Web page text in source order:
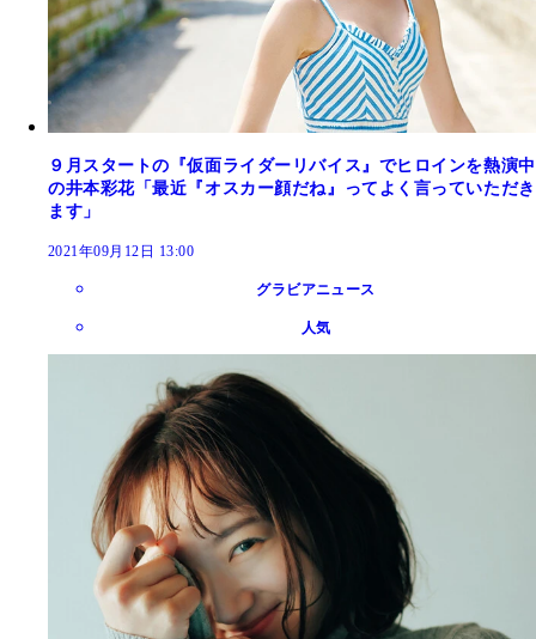
９月スタートの『仮面ライダーリバイス』でヒロインを熱演中
の井本彩花「最近『オスカー顔だね』ってよく言っていただき
ます」
2021年09月12日 13:00
グラビアニュース
人気